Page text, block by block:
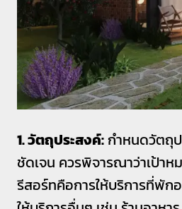
1. วัตถุประสงค์:กำหนดวัตถุ
ชัดเจน ควรพิจารณาว่าเป้าห
รีสอร์ทคือการให้บริการที่พัก